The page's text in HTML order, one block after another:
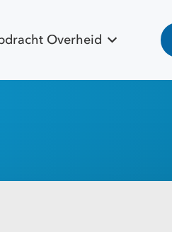
Overheid